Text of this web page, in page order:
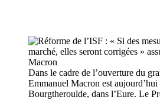
Dans le cadre de l’ouverture du
Emmanuel Macron est aujourd’hui
Bourgtheroulde, dans l’Eure. Le